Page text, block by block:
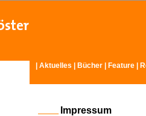
Aktuelles Bücher Feature
Impressum